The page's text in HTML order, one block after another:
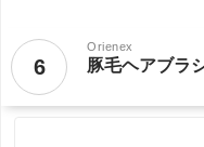
6
Orienex
豚毛ヘアブラ